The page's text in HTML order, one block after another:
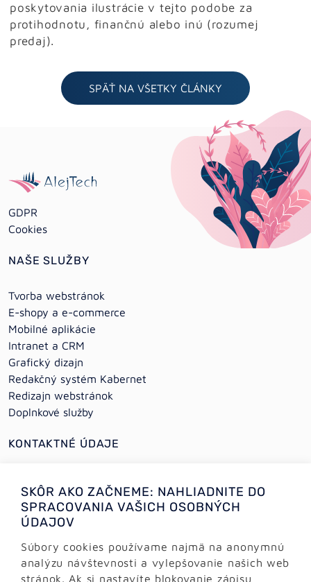
poskytovania ilustrácie v tejto podobe za
protihodnotu, finančnú alebo inú (rozumej
predaj).
SPÄŤ NA VŠETKY ČLÁNKY
GDPR
Cookies
NAŠE SLUŽBY
Tvorba webstránok
E-shopy a e-commerce
Mobilné aplikácie
Intranet a CRM
Grafický dizajn
Redakčný systém Kabernet
Redizajn webstránok
Doplnkové služby
KONTAKTNÉ ÚDAJE
+421 (0) 948 950 704
Informácie:
info@alejtech.eu
Zákaznícka podpora:
SKÔR AKO ZAČNEME: NAHLIADNITE DO
SPRACOVANIA VAŠICH OSOBNÝCH
ÚDAJOV
Súbory cookies používame najmä na anonymnú
analýzu návštevnosti a vylepšovanie našich web
stránok. Ak si nastavíte blokovanie zápisu